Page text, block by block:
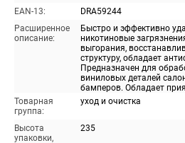
EAN-13:
DRA59244
Расширенное
описание:
Быстро и эффективно
никотиновые
выгорания,
структуру, обладает
Предназначен для
виниловых деталей
бамперов. Обладает
Товарная
группа:
уход и очистка
Высота
упаковки,
235